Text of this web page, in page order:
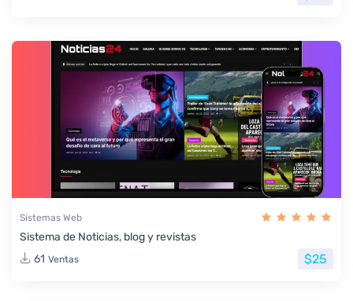
Sistemas Web
Sistema de Noticias, blog y revistas
61 Ventas $25